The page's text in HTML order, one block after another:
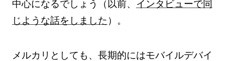
中心になるでしょう（以前、 インタビューで同
じような話をしました ）。
メルカリとしても、長期的にはモバイルデバイ